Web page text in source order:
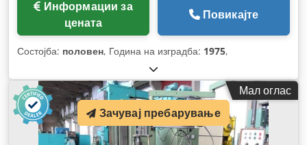
цената
Повикајте
Состојба: половен, Година на изградба: 1975,
Мал оглас
Зачувај пребарување